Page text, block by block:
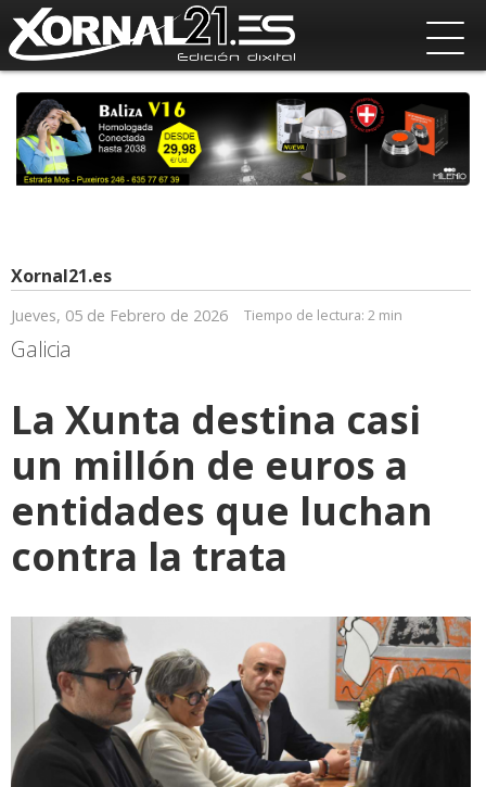
Xornal21.es
Jueves, 05 de Febrero de 2026 Tiempo de lectura: 2 min
Galicia
La Xunta destina casi
un millón de euros a
entidades que luchan
contra la trata